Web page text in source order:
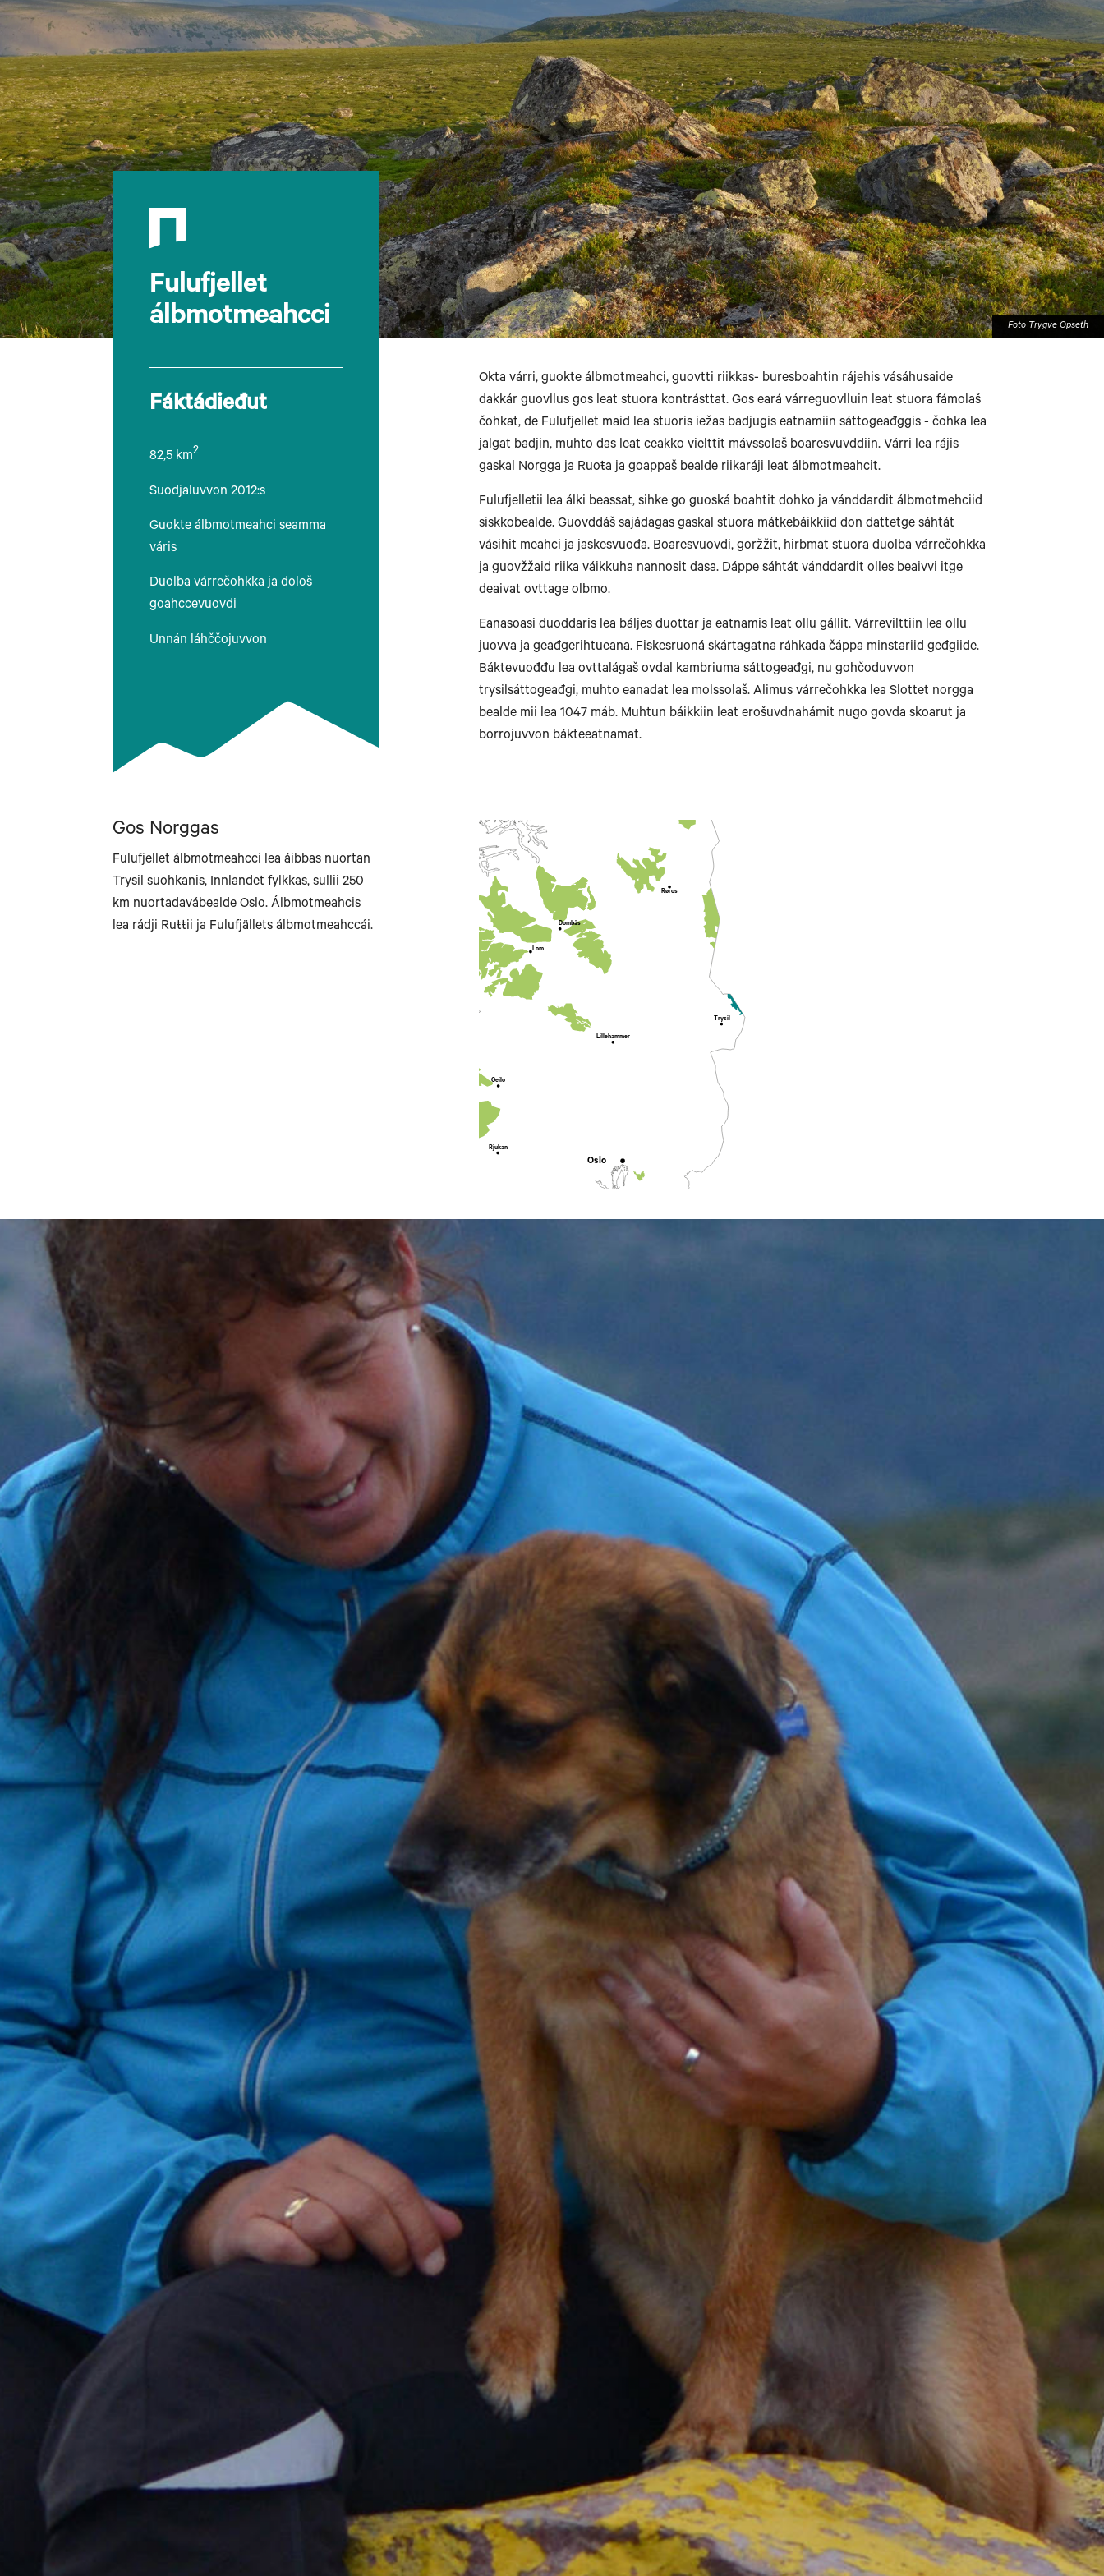
Foto Trygve Opseth
Fulufjellet
álbmotmeahcci
Fáktádieđut
82,5 km2
Suodjaluvvon 2012:s
Guokte álbmotmeahci seamma
váris
Duolba várrečohkka ja dološ
goahccevuovdi
Unnán láhččojuvvon
Okta várri, guokte álbmotmeahci, guovtti riikkas- buresboahtin rájehis vásáhusaide
dakkár guovllus gos leat stuora kontrásttat. Gos eará várreguovlluin leat stuora fámolaš
čohkat, de Fulufjellet maid lea stuoris iežas badjugis eatnamiin sáttogeađggis - čohka lea
jalgat badjin, muhto das leat ceakko vielttit mávssolaš boaresvuvddiin. Várri lea rájis
gaskal Norgga ja Ruoŧa ja goappaš bealde riikaráji leat álbmotmeahcit.
Fulufjelletii lea álki beassat, sihke go guoská boahtit dohko ja vánddardit álbmotmehciid
siskkobealde. Guovddáš sajádagas gaskal stuora mátkebáikkiid don dattetge sáhtát
vásihit meahci ja jaskesvuođa. Boaresvuovdi, goržžit, hirbmat stuora duolba várrečohkka
ja guovžžaid riika váikkuha nannosit dasa. Dáppe sáhtát vánddardit olles beaivvi itge
deaivat ovttage olbmo.
Eanasoasi duoddaris lea báljes duottar ja eatnamis leat ollu gállit. Várrevilttiin lea ollu
juovva ja geađgerihtueana. Fiskesruoná skártagatna ráhkada čáppa minstariid geđgiide.
Báktevuođđu lea ovttalágaš ovdal kambriuma sáttogeađgi, nu gohčoduvvon
trysilsáttogeađgi, muhto eanadat lea molssolaš. Alimus várrečohkka lea Slottet norgga
bealde mii lea 1047 máb. Muhtun báikkiin leat erošuvdnahámit nugo govda skoarut ja
borrojuvvon bákteeatnamat.
Gos Norggas
Fulufjellet álbmotmeahcci lea áibbas nuortan
Trysil suohkanis, Innlandet fylkkas, sullii 250
km nuortadavábealde Oslo. Álbmotmeahcis
lea rádji Ruŧŧii ja Fulufjällets álbmotmeahccái.
Oslo
Kristiansand
Bodø
Tromsø
Rjukan
Geilo
Dombås
Røros
Brønnøysund
Svolvær
Narvik
Bardufoss
Storslett
Harstad
Lillehammer
Trysil
Lom